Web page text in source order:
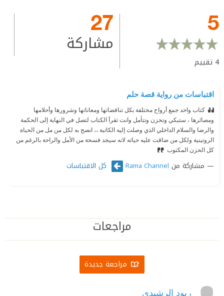
5
4 تقييم
27
مشاركة
اقتباسات من رواية قصة حلم
كتاب واحد جمع أرواح مختلفة بكل تناقضاتها ومعاناتها وشرورها وأحلامها
ومصائرها ، ستبكي وتحزن وتتأمل وانت تقرأ الكتاب لتصل في النهاية إلى الحكمة
والرضا والسلام الداخلي الذي وصلت إليه الكاتبة ،، انصح به لكل من مل من الحياة
الروتينية ولكل من ضاقت عليه حياته لانه سيجد فسحة من الأمل والراحة بالرغم من
كل الحزن المكتوب
مشاركة من Rama Channel كل الاقتباسات
مراجعات
مراجعة جديدة
ريود الرشيدي